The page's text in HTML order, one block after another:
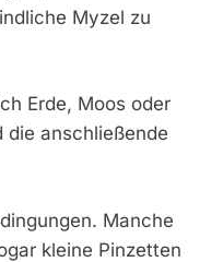
Myzel zu
Erde, Moos oder
die anschließende
Manche
kleine Pinzetten